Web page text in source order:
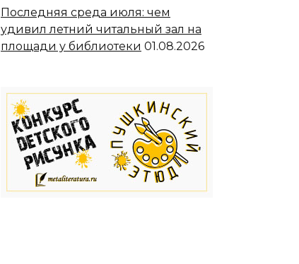
Последняя среда июля: чем
удивил летний читальный зал на
площади у библиотеки 01.08.2026